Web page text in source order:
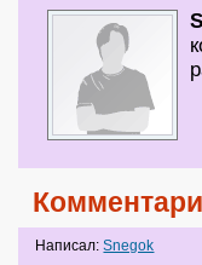
Написал:Snegok